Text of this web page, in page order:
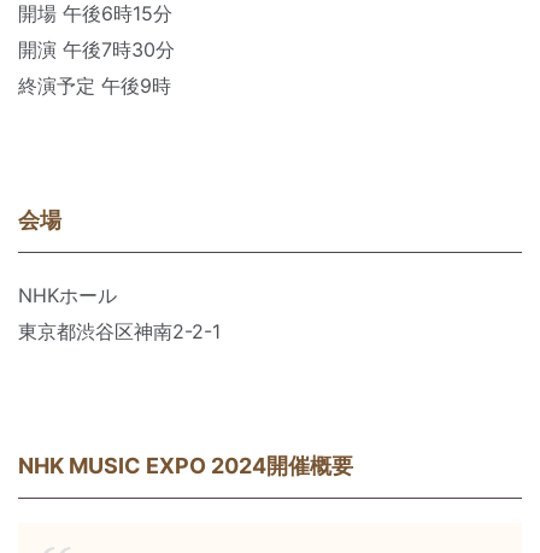
開場 午後6時15分
開演 午後7時30分
終演予定 午後9時
会場
NHKホール
東京都渋谷区神南2-2-1
NHK MUSIC EXPO 2024開催概要